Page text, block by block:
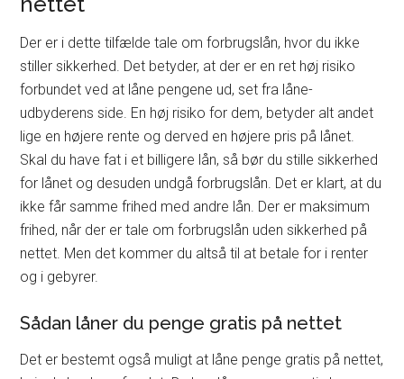
Der er i dette tilfælde tale om forbrugslån, hvor du ikke
stiller sikkerhed. Det betyder, at der er en ret høj risiko
forbundet ved at låne pengene ud, set fra låne-
udbyderens side. En høj risiko for dem, betyder alt andet
lige en højere rente og derved en højere pris på lånet.
Skal du have fat i et billigere lån, så bør du stille sikkerhed
for lånet og desuden undgå forbrugslån. Det er klart, at du
ikke får samme frihed med andre lån. Der er maksimum
frihed, når der er tale om forbrugslån uden sikkerhed på
nettet. Men det kommer du altså til at betale for i renter
og i gebyrer.
Sådan låner du penge gratis på nettet
Det er bestemt også muligt at låne penge gratis på nettet,